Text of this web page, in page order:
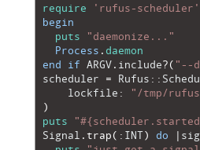
require
'rufus-scheduler'
begin
puts
"daemonize..."
Process . daemon
end
if ARGV. include? ( "--
scheduler
= Rufus ::
lockfile : "/tmp/
)
puts
Signal . trap ( : INT) do